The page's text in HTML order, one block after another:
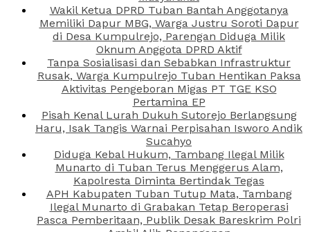
Wakil Ketua DPRD Tuban Bantah Anggotanya
Memiliki Dapur MBG, Warga Justru Soroti Dapur
di Desa Kumpulrejo, Parengan Diduga Milik
Oknum Anggota DPRD Aktif
Tanpa Sosialisasi dan Sebabkan Infrastruktur
Rusak, Warga Kumpulrejo Tuban Hentikan Paksa
Aktivitas Pengeboran Migas PT TGE KSO
Pertamina EP
Pisah Kenal Lurah Dukuh Sutorejo Berlangsung
Haru, Isak Tangis Warnai Perpisahan Isworo Andik
Sucahyo
Diduga Kebal Hukum, Tambang Ilegal Milik
Munarto di Tuban Terus Menggerus Alam,
Kapolresta Diminta Bertindak Tegas
APH Kabupaten Tuban Tutup Mata, Tambang
Ilegal Munarto di Grabakan Tetap Beroperasi
Pasca Pemberitaan, Publik Desak Bareskrim Polri